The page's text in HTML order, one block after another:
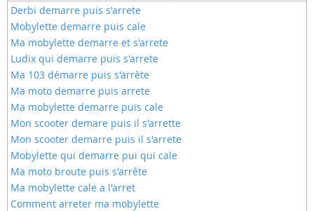
Derbi demarre puis s'arrete
Mobylette demarre puis cale
Ma mobylette demarre et s'arrete
Ludix qui demarre puis s'arrete
Ma 103 démarre puis s'arrète
Ma moto demarre puis arrete
Ma mobylette demarre puis cale
Mon scooter demare puis il s'arrette
Mon scooter demarre puis il s'arrete
Mobylette qui demarre pui qui cale
Ma moto broute puis s'arrête
Ma mobylette cale a l'arret
Comment arreter ma mobylette